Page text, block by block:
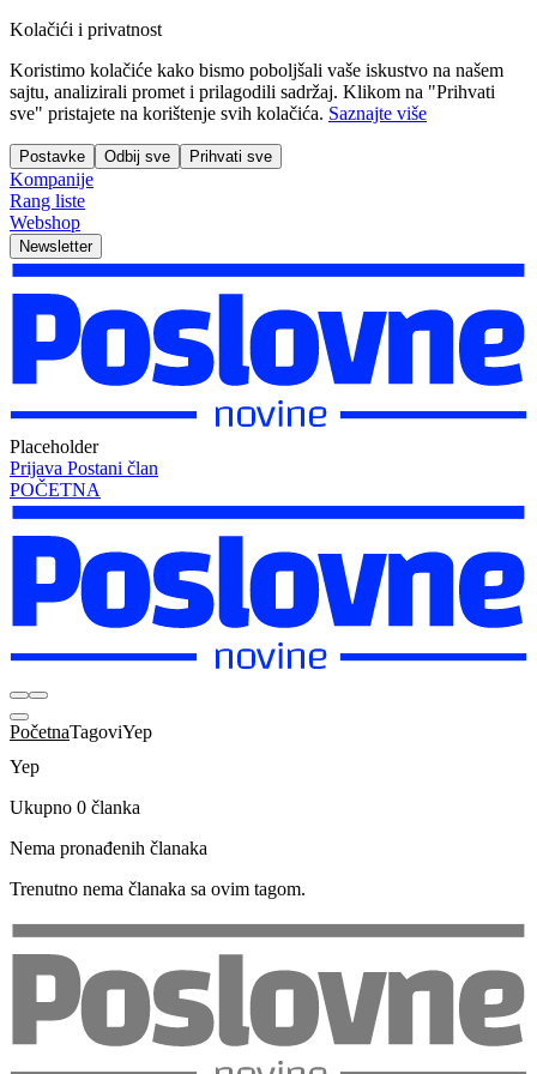
Kolačići i privatnost
Koristimo kolačiće kako bismo poboljšali vaše iskustvo na našem
sajtu, analizirali promet i prilagodili sadržaj. Klikom na "Prihvati
sve" pristajete na korištenje svih kolačića. Saznajte više
Postavke Odbij sve Prihvati sve
Kompanije
Rang liste
Webshop
Newsletter
Placeholder
Prijava Postani član
POČETNA
PočetnaTagoviYep
Yep
Ukupno 0 članka
Nema pronađenih članaka
Trenutno nema članaka sa ovim tagom.